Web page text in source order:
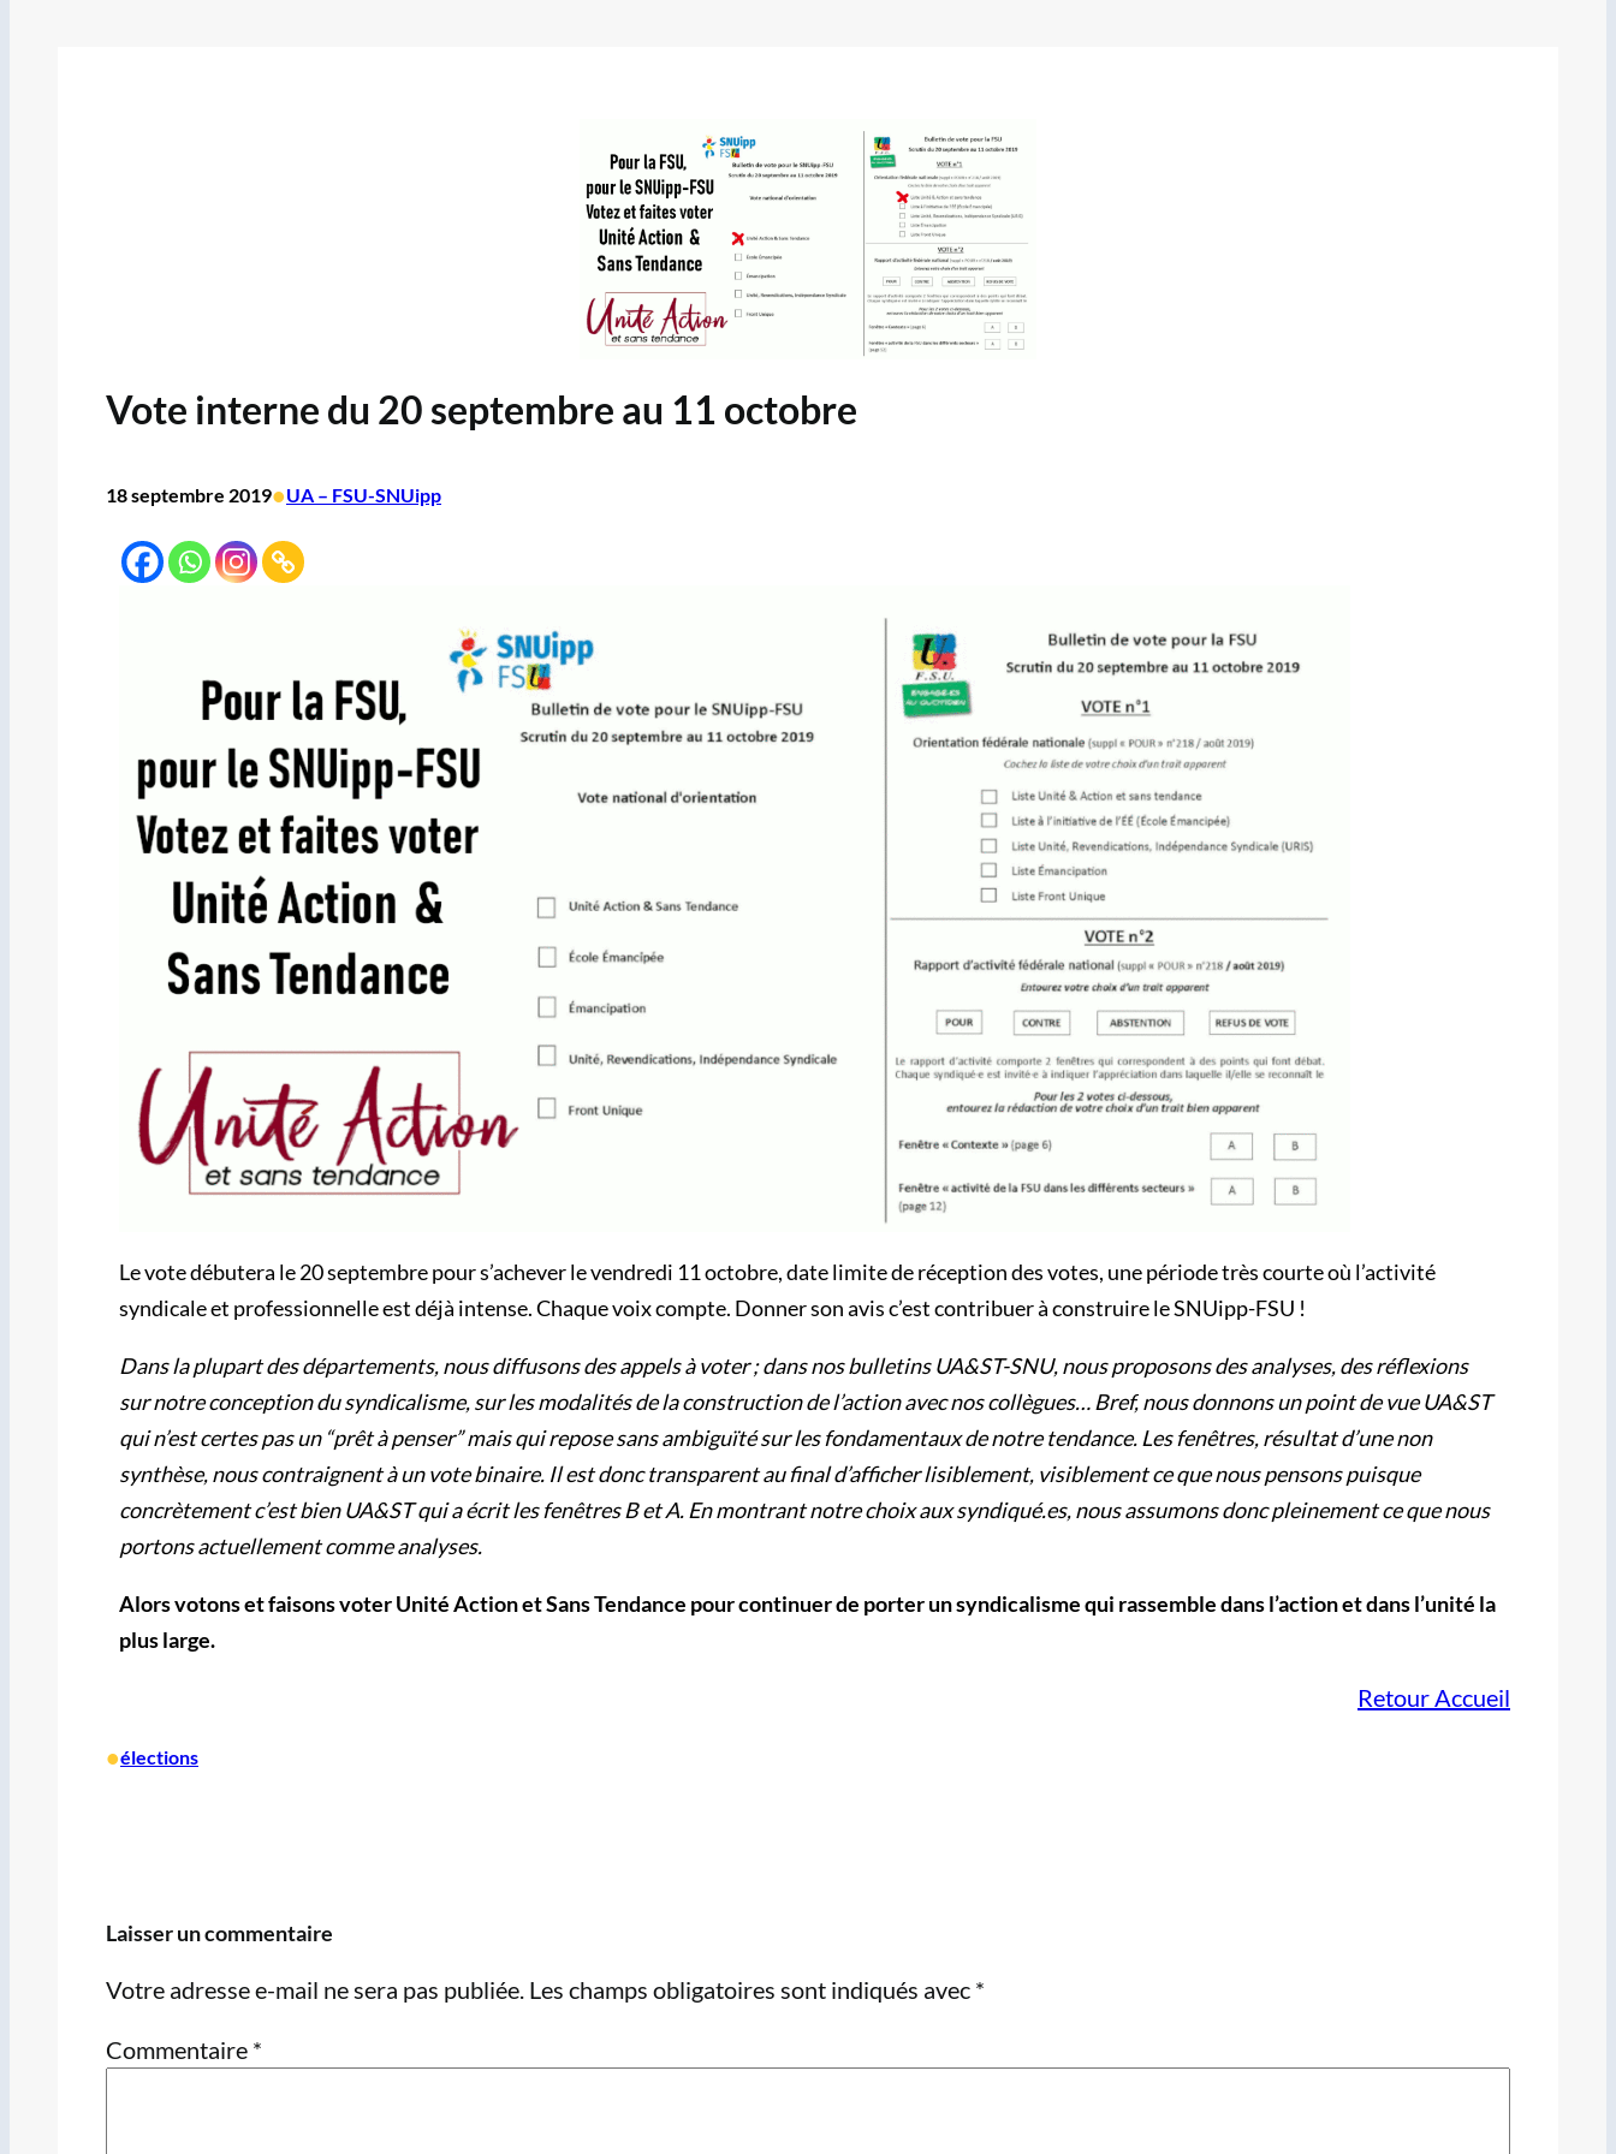
Vote interne du 20 septembre au 11 octobre
18 septembre 2019•UA – FSU-SNUipp
Le vote débutera le 20 septembre pour s’achever le vendredi 11 octobre, date limite de réception des votes, une période très courte où l’activité
syndicale et professionnelle est déjà intense. Chaque voix compte. Donner son avis c’est contribuer à construire le SNUipp-FSU !
Dans la plupart des départements, nous diffusons des appels à voter ; dans nos bulletins UA&ST-SNU, nous proposons des analyses, des réflexions
sur notre conception du syndicalisme, sur les modalités de la construction de l’action avec nos collègues… Bref, nous donnons un point de vue UA&ST
qui n’est certes pas un “prêt à penser” mais qui repose sans ambiguïté sur les fondamentaux de notre tendance. Les fenêtres, résultat d’une non
synthèse, nous contraignent à un vote binaire. Il est donc transparent au final d’afficher lisiblement, visiblement ce que nous pensons puisque
concrètement c’est bien UA&ST qui a écrit les fenêtres B et A. En montrant notre choix aux syndiqué.es, nous assumons donc pleinement ce que nous
portons actuellement comme analyses.
Alors votons et faisons voter Unité Action et Sans Tendance pour continuer de porter un syndicalisme qui rassemble dans l’action et dans l’unité la
plus large.
Retour Accueil
•élections
Laisser un commentaire
Votre adresse e-mail ne sera pas publiée. Les champs obligatoires sont indiqués avec *
Commentaire *